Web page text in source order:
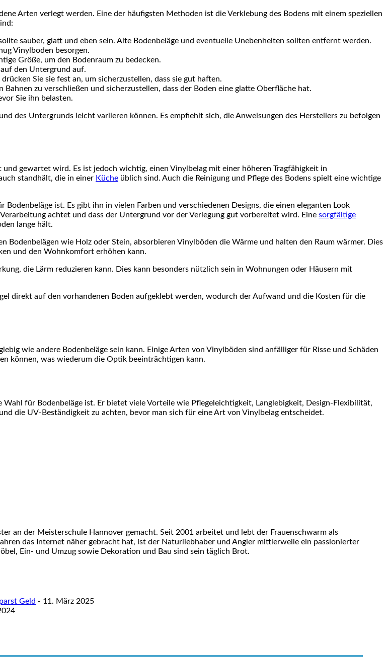
Arten verlegt werden. Eine der häufigsten Methoden ist die Verklebung des Bodens mit einem speziellen
sauber, glatt und eben sein. Alte Bodenbeläge und eventuelle Unebenheiten sollten entfernt werden.
Vinylboden besorgen.
Größe, um den Bodenraum zu bedecken.
den Untergrund auf.
Sie sie fest an, um sicherzustellen, dass sie gut haften.
zu verschließen und sicherzustellen, dass der Boden eine glatte Oberfläche hat.
Sie ihn belasten.
des Untergrunds leicht variieren können. Es empfiehlt sich, die Anweisungen des Herstellers zu befolgen
gewartet wird. Es ist jedoch wichtig, einen Vinylbelag mit einer höheren Tragfähigkeit in
standhält, die in einer Küche üblich sind. Auch die Reinigung und Pflege des Bodens spielt eine wichtige
ist. Es gibt ihn in vielen Farben und verschiedenen Designs, die einen eleganten Look
achtet und dass der Untergrund vor der Verlegung gut vorbereitet wird. Eine sorgfältige
lange hält.
wie Holz oder Stein, absorbieren Vinylböden die Wärme und halten den Raum wärmer. Dies
und den Wohnkomfort erhöhen kann.
die Lärm reduzieren kann. Dies kann besonders nützlich sein in Wohnungen oder Häusern mit
direkt auf den vorhandenen Boden aufgeklebt werden, wodurch der Aufwand und die Kosten für die
wie andere Bodenbeläge sein kann. Einige Arten von Vinylböden sind anfälliger für Risse und Schäden
können, was wiederum die Optik beeinträchtigen kann.
für Bodenbeläge ist. Er bietet viele Vorteile wie Pflegeleichtigkeit, Langlebigkeit, Design-Flexibilität,
die UV-Beständigkeit zu achten, bevor man sich für eine Art von Vinylbelag entscheidet.
an der Meisterschule Hannover gemacht. Seit 2001 arbeitet und lebt der Frauenschwarm als
das Internet näher gebracht hat, ist der Naturliebhaber und Angler mittlerweile ein passionierter
Ein- und Umzug sowie Dekoration und Bau sind sein täglich Brot.
Geld - 11. März 2025